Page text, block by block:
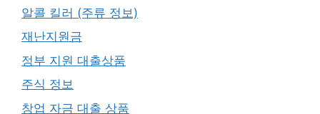
알콜 킬러 (주류 정보)
재난지원금
정부 지원 대출상품
주식 정보
창업 자금 대출 상품